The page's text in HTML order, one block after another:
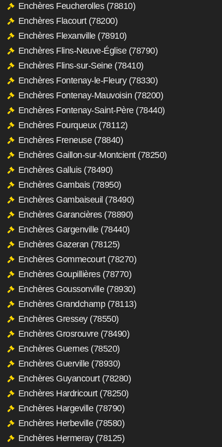
Enchères Feucherolles (78810)
Enchères Flacourt (78200)
Enchères Flexanville (78910)
Enchères Flins-Neuve-Église (78790)
Enchères Flins-sur-Seine (78410)
Enchères Fontenay-le-Fleury (78330)
Enchères Fontenay-Mauvoisin (78200)
Enchères Fontenay-Saint-Père (78440)
Enchères Fourqueux (78112)
Enchères Freneuse (78840)
Enchères Gaillon-sur-Montcient (78250)
Enchères Galluis (78490)
Enchères Gambais (78950)
Enchères Gambaiseuil (78490)
Enchères Garancières (78890)
Enchères Gargenville (78440)
Enchères Gazeran (78125)
Enchères Gommecourt (78270)
Enchères Goupillières (78770)
Enchères Goussonville (78930)
Enchères Grandchamp (78113)
Enchères Gressey (78550)
Enchères Grosrouvre (78490)
Enchères Guernes (78520)
Enchères Guerville (78930)
Enchères Guyancourt (78280)
Enchères Hardricourt (78250)
Enchères Hargeville (78790)
Enchères Herbeville (78580)
Enchères Hermeray (78125)